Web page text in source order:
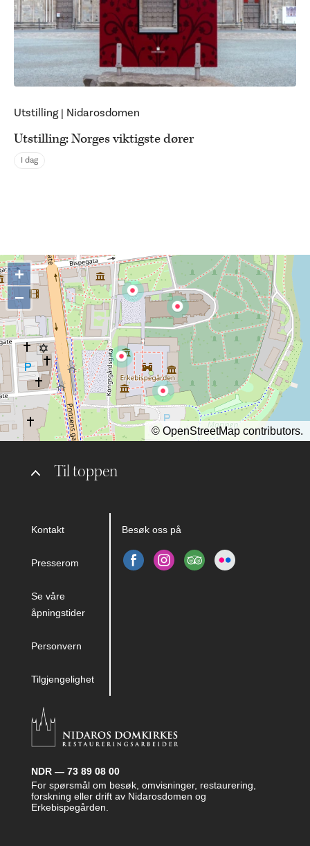
Utstilling | Nidarosdomen
Utstilling: Norges viktigste dører
I dag
Til toppen
Kontakt
Presserom
Se våre
åpningstider
Personvern
Tilgjengelighet
Besøk oss på
NDR — 73 89 08 00
For spørsmål om besøk, omvisninger, restaurering,
forskning eller drift av Nidarosdomen og
Erkebispegården.
+
−
© OpenStreetMap contributors.